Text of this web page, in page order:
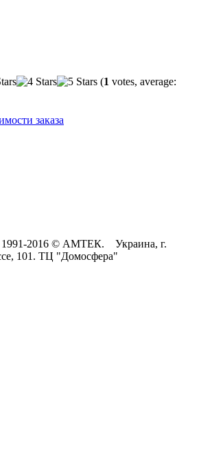
(1 votes, average:
1991-2016 © АМТЕК. Украина, г.
101. ТЦ "Домосфера"